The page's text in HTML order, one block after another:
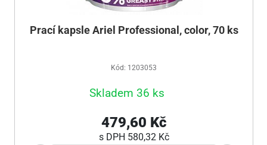
Prací kapsle Ariel Professional, color, 70 ks
Kód: 1203053
Skladem 36 ks
479,60 Kč
s DPH 580,32 Kč